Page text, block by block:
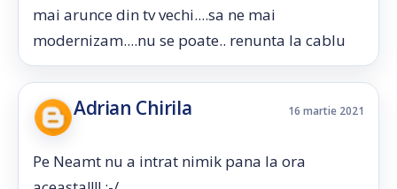
mai arunce din tv vechi....sa ne mai
modernizam....nu se poate.. renunta la cablu
Adrian Chirila 16 martie 2021
Pe Neamt nu a intrat nimik pana la ora